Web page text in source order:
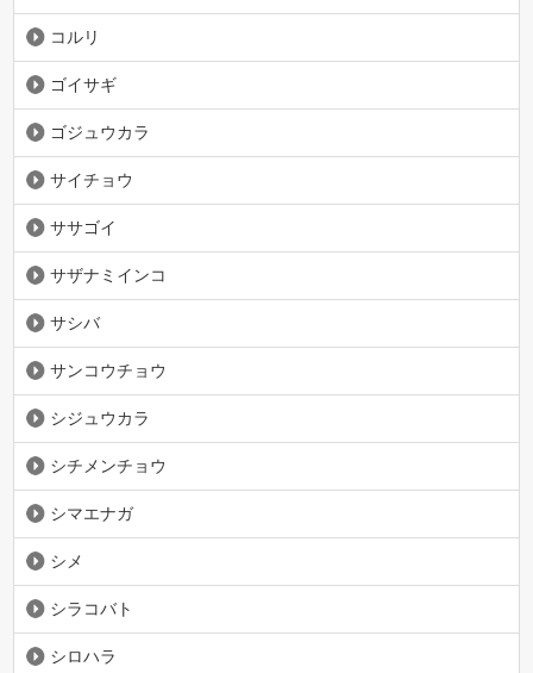
コルリ
ゴイサギ
ゴジュウカラ
サイチョウ
ササゴイ
サザナミインコ
サシバ
サンコウチョウ
シジュウカラ
シチメンチョウ
シマエナガ
シメ
シラコバト
シロハラ